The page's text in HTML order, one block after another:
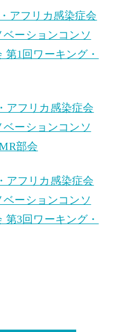
アフリカ感染症会
ーションコンソ
1回ワーキング・
アフリカ感染症会
ーションコンソ
部会
アフリカ感染症会
ーションコンソ
3回ワーキング・